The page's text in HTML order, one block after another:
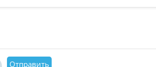
Отправить